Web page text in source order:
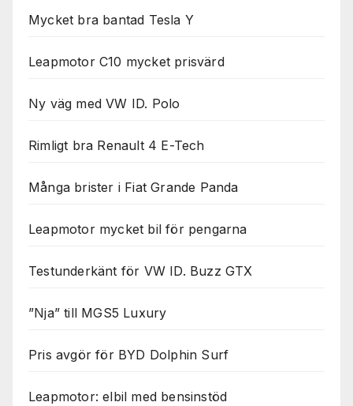
Mycket bra bantad Tesla Y
Leapmotor C10 mycket prisvärd
Ny väg med VW ID. Polo
Rimligt bra Renault 4 E-Tech
Många brister i Fiat Grande Panda
Leapmotor mycket bil för pengarna
Testunderkänt för VW ID. Buzz GTX
”Nja” till MGS5 Luxury
Pris avgör för BYD Dolphin Surf
Leapmotor: elbil med bensinstöd